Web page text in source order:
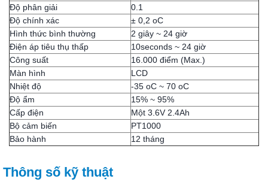
Độ phân giải
0.1
Độ chính xác
± 0,2 oC
Hình thức bình thường
2 giây ~ 24 giờ
Điện áp tiêu thụ thấp
10seconds ~ 24 giờ
Công suất
16.000 điểm (Max.)
Màn hình
LCD
Nhiệt độ
-35 oC ~ 70 oC
Độ ẩm
15% ~ 95%
Cấp điện
Một 3.6V 2.4Ah
Bộ cảm biến
PT1000
Bảo hành
12 tháng
Thông số kỹ thuật